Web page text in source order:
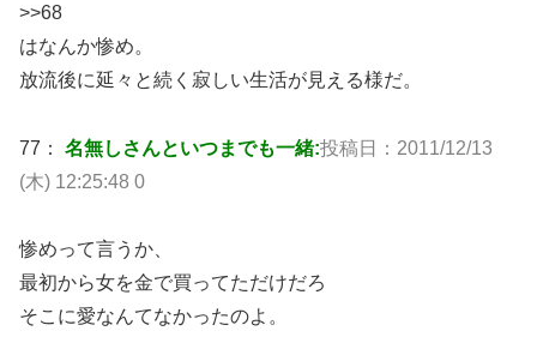
>>68
はなんか惨め。
放流後に延々と続く寂しい生活が見える様だ。
77： 名無しさんといつまでも一緒:投稿日：2011/12/13
(木) 12:25:48 0
惨めって言うか、
最初から女を金で買ってただけだろ
そこに愛なんてなかったのよ。